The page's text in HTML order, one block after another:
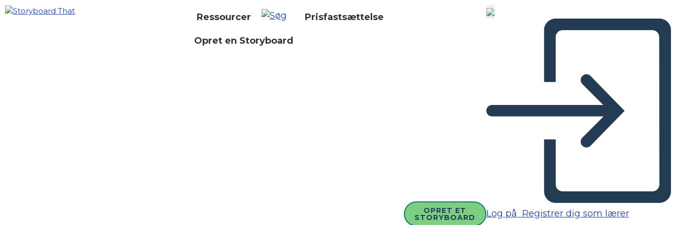
Ressourcer Prisfastsættelse
Opret en Storyboard
OPRET ET
STORYBOARD Log på Registrer dig som lærer